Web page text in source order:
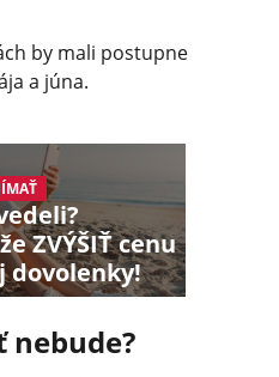
by mali postupne
a júna.
ZVÝŠIŤ cenu
dovolenky!
nebude?